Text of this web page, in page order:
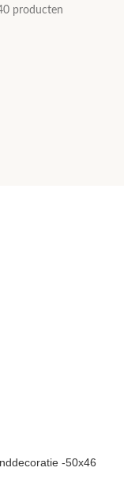
producten
-50x46